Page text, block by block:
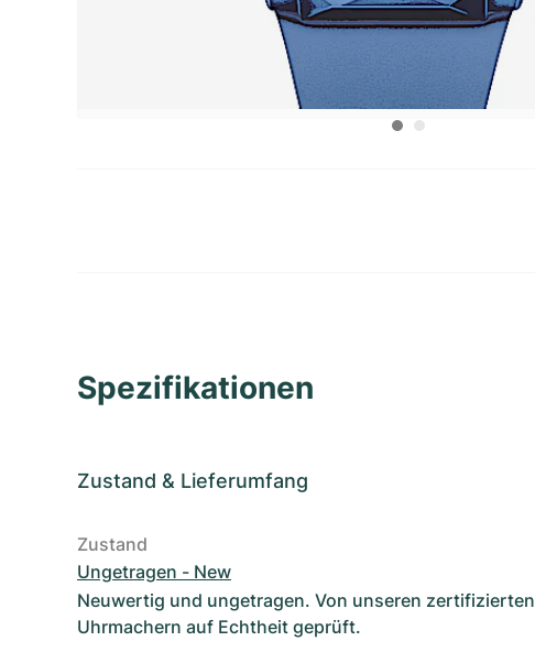
Spezifikationen
Zustand & Lieferumfang
Zustand
Ungetragen - New
Neuwertig und ungetragen. Von unseren zertifizierten
Uhrmachern auf Echtheit geprüft.